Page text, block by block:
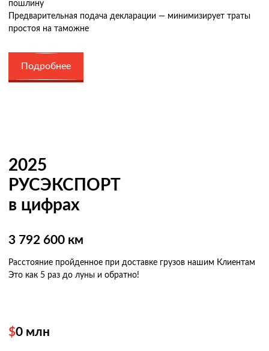
пошлину
Предварительная подача декларации — минимизирует траты
простоя на таможне
Подробнее
2025
РУСЭКСПОРТ
в цифрах
3 792 600 км
Расстояние пройденное при доставке грузов нашим Клиентам
Это как 5 раз до луны и обратно!
$0 млн